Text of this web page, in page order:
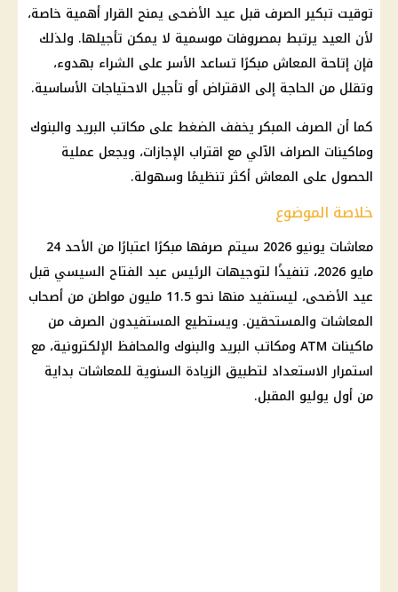
توقيت تبكير الصرف قبل عيد الأضحى يمنح القرار أهمية خاصة،
لأن العيد يرتبط بمصروفات موسمية لا يمكن تأجيلها. ولذلك
فإن إتاحة المعاش مبكرًا تساعد الأسر على الشراء بهدوء،
وتقلل من الحاجة إلى الاقتراض أو تأجيل الاحتياجات الأساسية.
كما أن الصرف المبكر يخفف الضغط على مكاتب البريد والبنوك
وماكينات الصراف الآلي مع اقتراب الإجازات، ويجعل عملية
الحصول على المعاش أكثر تنظيمًا وسهولة.
خلاصة الموضوع
معاشات يونيو 2026
سيتم صرفها مبكرًا اعتبارًا من الأحد 24
مايو 2026، تنفيذًا لتوجيهات
الرئيس عبد الفتاح السيسي قبل
عيد الأضحى، ليستفيد منها نحو 11.5 مليون مواطن من
أصحاب
المعاشات والمستحقين. ويستطيع المستفيدون الصرف من
ماكينات ATM
ومكاتب البريد والبنوك والمحافظ الإلكترونية، مع
استمرار الاستعداد لتطبيق الزيادة السنوية للمعاشات بداية
من أول يوليو المقبل.